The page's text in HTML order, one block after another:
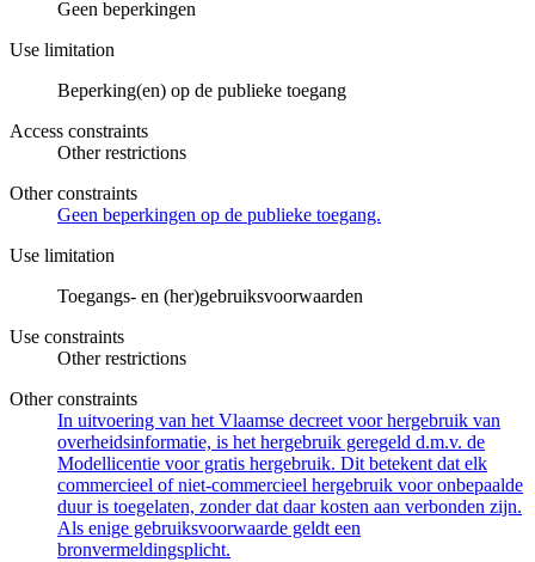
Geen beperkingen
Use limitation
Beperking(en) op de publieke toegang
Access constraints
Other restrictions
Other constraints
Geen beperkingen op de publieke toegang.
Use limitation
Toegangs- en (her)gebruiksvoorwaarden
Use constraints
Other restrictions
Other constraints
In uitvoering van het Vlaamse decreet voor hergebruik van
overheidsinformatie, is het hergebruik geregeld d.m.v. de
Modellicentie voor gratis hergebruik. Dit betekent dat elk
commercieel of niet-commercieel hergebruik voor onbepaalde
duur is toegelaten, zonder dat daar kosten aan verbonden zijn.
Als enige gebruiksvoorwaarde geldt een
bronvermeldingsplicht.